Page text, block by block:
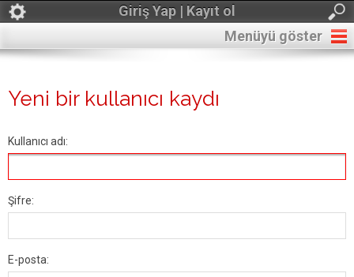
Giriş Yap | Kayıt ol
Menüyü göster
Yeni bir kullanıcı kaydı
Kullanıcı adı:
Şifre:
E-posta: